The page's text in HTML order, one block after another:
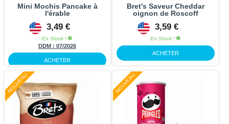
Mini Mochis Pancake à
l'érable
3,49 €
En Stock !
DDM :07/2026
ACHETER
Bret's Saveur Cheddar
oignon de Roscoff
3,59 €
En Stock !
ACHETER
NOUVEAU NOUVEAU